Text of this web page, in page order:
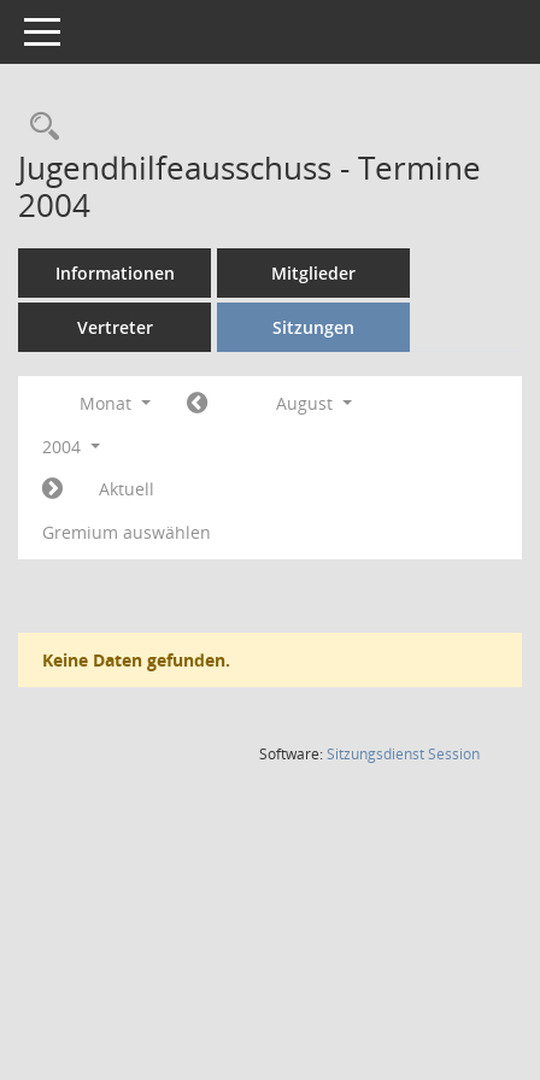
Toggle navigation
Rechercheauswahl
Jugendhilfeausschuss - Termine
2004
Informationen Mitglieder
Vertreter Sitzungen
Monat
August
2004
Aktuell
Gremium auswählen
Keine Daten gefunden.
Software:SitzungsdienstSession(Wird in